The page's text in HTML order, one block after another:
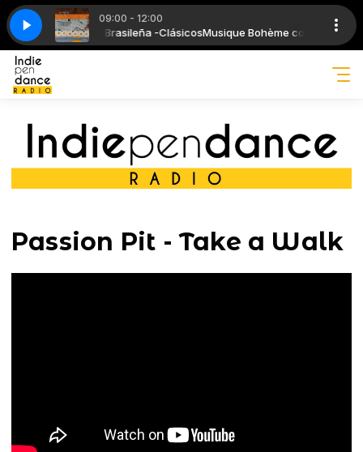
09:00 - 12:00
- Italiana - Brasileña -ClásicosMusique Bohème con Música
- Consequence of Sound Regina Spektor - Consequence of Sound
- Chill Hop - Shower MusicBrunch Music con Down Tempo -
Passion Pit - Take a Walk